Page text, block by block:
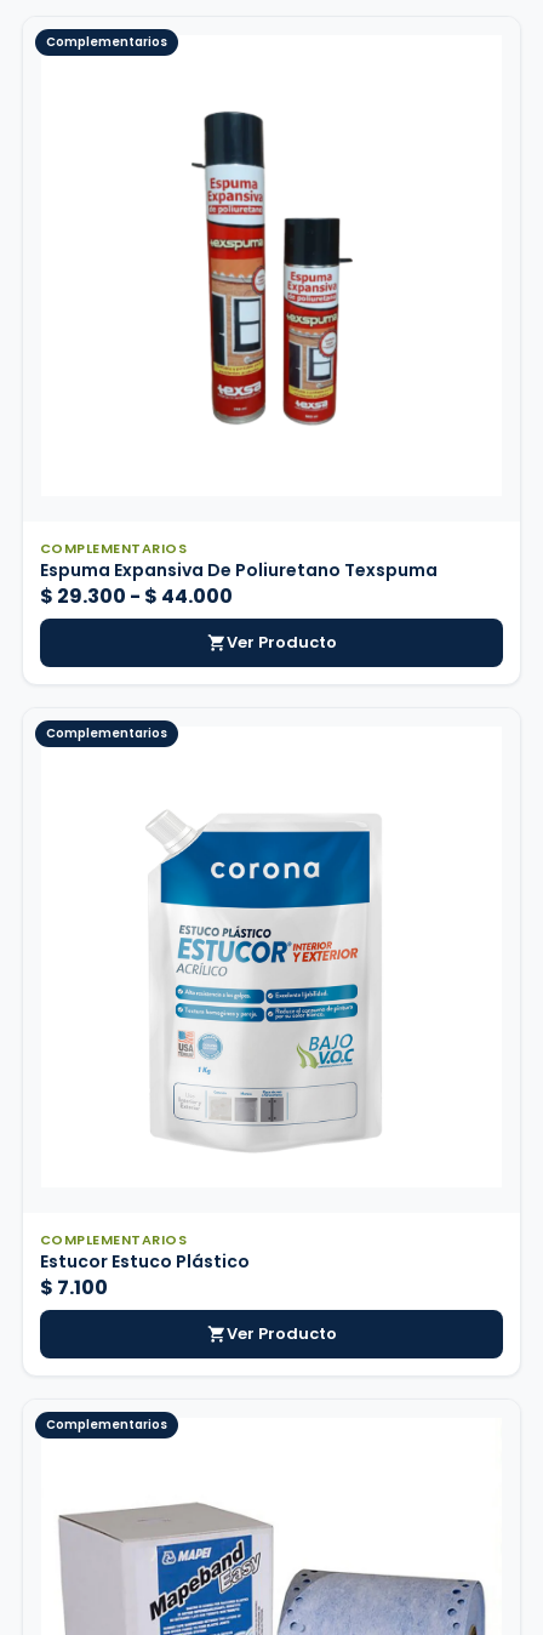
Complementarios
COMPLEMENTARIOS
Espuma Expansiva De Poliuretano Texspuma
$ 29.300 - $ 44.000Rango
de
precios:
Ver Producto
Complementarios
COMPLEMENTARIOS
Estucor Estuco Plástico
$ 7.100
Ver Producto
Complementarios